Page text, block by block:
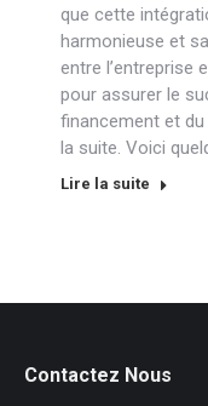
que cette
harmonieuse et
entre l’entreprise
pour assurer le
financement et du
la suite. Voici
Lire la suite
Contactez Nous